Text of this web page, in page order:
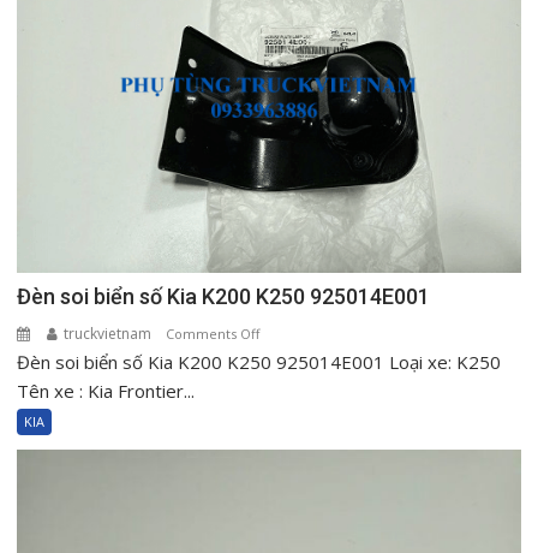
Đèn soi biển số Kia K200 K250 925014E001
truckvietnam Comments Offon
Đèn
Đèn soi biển số Kia K200 K250 925014E001 Loại xe: K250
Tên xe : Kia Frontier...
KIA